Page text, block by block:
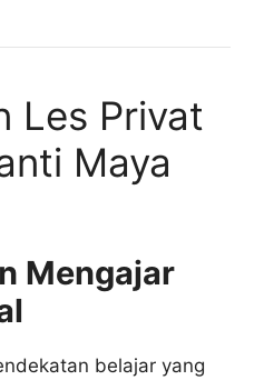
Les Privat
Maya
Mengajar
belajar yang